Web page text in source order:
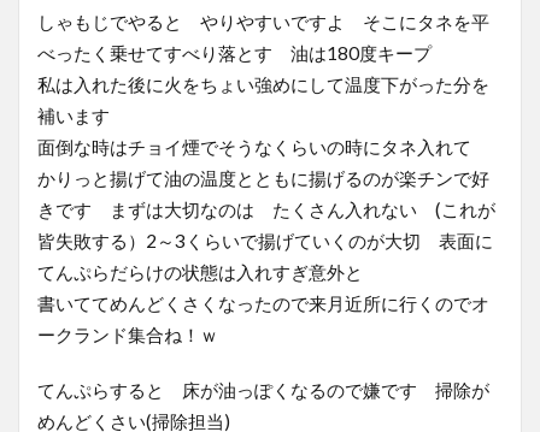
しゃもじでやると やりやすいですよ そこにタネを平
べったく乗せてすべり落とす 油は180度キープ
私は入れた後に火をちょい強めにして温度下がった分を
補います
面倒な時はチョイ煙でそうなくらいの時にタネ入れて
かりっと揚げて油の温度とともに揚げるのが楽チンで好
きです まずは大切なのは たくさん入れない (これが
皆失敗する）2～3くらいで揚げていくのが大切 表面に
てんぷらだらけの状態は入れすぎ意外と
書いててめんどくさくなったので来月近所に行くのでオ
ークランド集合ね！ｗ
てんぷらすると 床が油っぽくなるので嫌です 掃除が
めんどくさい(掃除担当)